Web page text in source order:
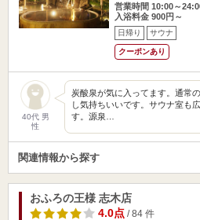
営業時間 10:00～
入浴料金 900円～
日帰り サウナ
クーポンあり
40代 男
性
炭酸泉が気に入ってます。通常
し気持ちいいです。サウナ室も
す。源泉…
関連情報から探す
おふろの王様 志木店
4.0点/ 84 件